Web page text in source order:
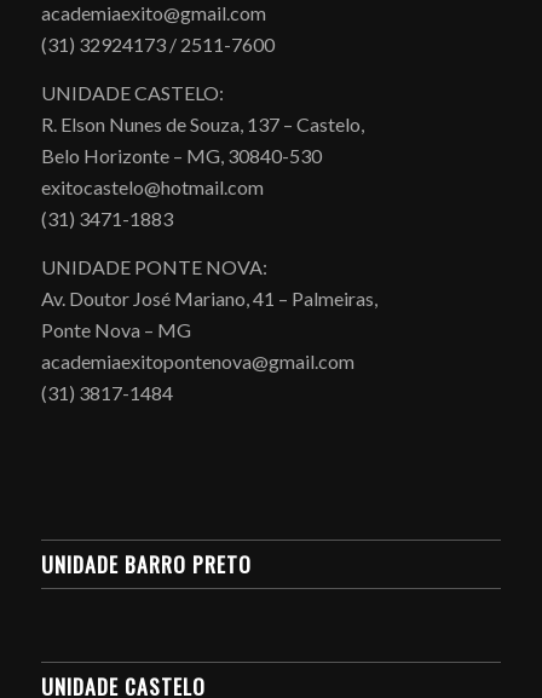
academiaexito@gmail.com
(31) 32924173 / 2511-7600
UNIDADE CASTELO:
R. Elson Nunes de Souza, 137 – Castelo,
Belo Horizonte – MG, 30840-530
exitocastelo@hotmail.com
(31) 3471-1883
UNIDADE PONTE NOVA:
Av. Doutor José Mariano, 41 – Palmeiras,
Ponte Nova – MG
academiaexitopontenova@gmail.com
(31) 3817-1484
UNIDADE BARRO PRETO
UNIDADE CASTELO